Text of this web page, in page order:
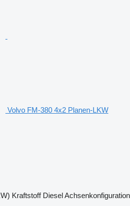
Volvo FM-380 4x2 Planen-LKW
Kraftstoff DieselAchsenkonfiguration